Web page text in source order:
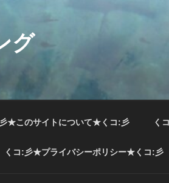
グ
★このサイトについて★くコ:彡 く
くコ:彡★プライバシーポリシー★くコ:彡